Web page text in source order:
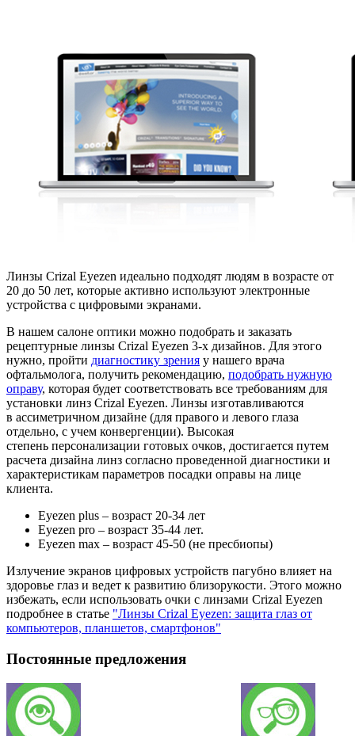
Линзы Crizal Eyezen идеально подходят людям в возрасте от
20 до 50 лет, которые активно используют электронные
устройства с цифровыми экранами.
В нашем салоне оптики можно подобрать и заказать
рецептурные линзы Crizal Eyezen 3-х дизайнов. Для этого
нужно, пройти диагностику зрения у нашего врача
офтальмолога, получить рекомендацию, подобрать нужную
оправу, которая будет соответствовать все требованиям для
установки линз Crizal Eyezen. Линзы изготавливаются
в ассиметричном дизайне (для правого и левого глаза
отдельно, с учем конвергенции). Высокая
степень персонализации готовых очков, достигается путем
расчета дизайна линз согласно проведенной диагностики и
характеристикам параметров посадки оправы на лице
клиента.
Eyezen plus – возраст 20-34 лет
Eyezen pro – возраст 35-44 лет.
Eyezen max – возраст 45-50 (не пресбиопы)
Излучение экранов цифровых устройств пагубно влияет на
здоровье глаз и ведет к развитию близорукости. Этого можно
избежать, если использовать очки с линзами Crizal Eyezen
подробнее в статье "Линзы Crizal Eyezen: защита глаз от
компьютеров, планшетов, смартфонов"
Постоянные предложения